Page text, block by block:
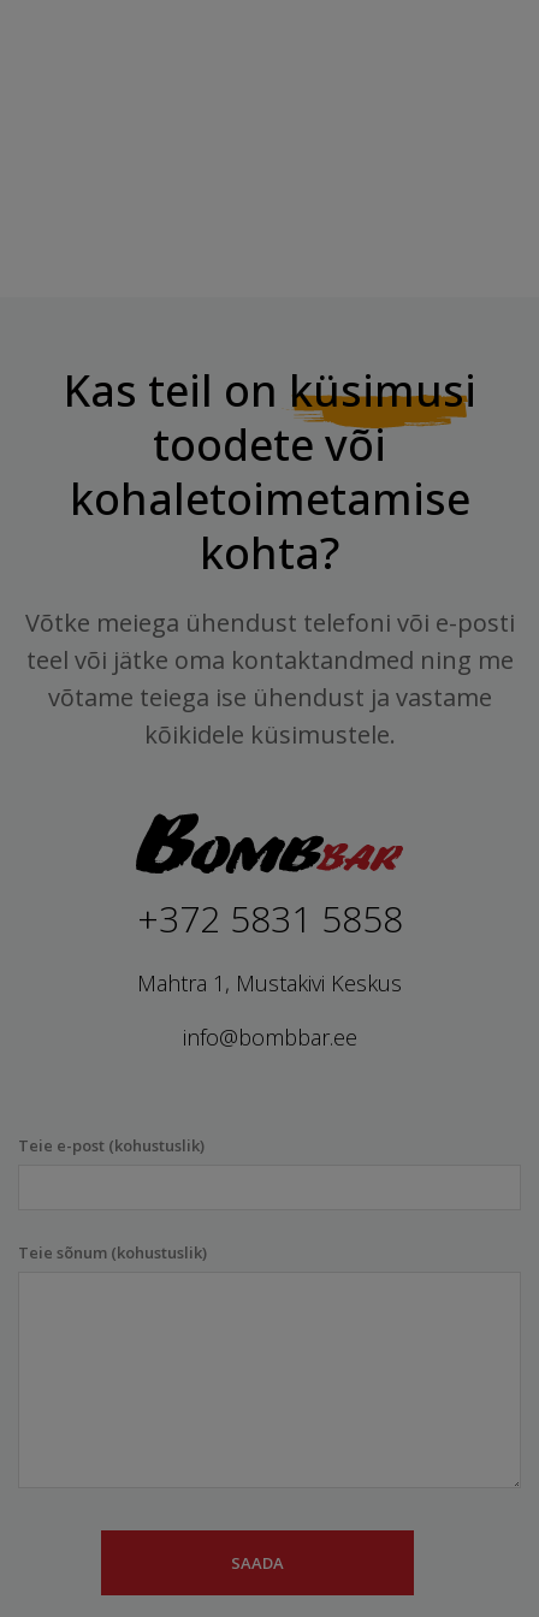
Kas teil on küsimusi
toodete või
kohaletoimetamise
kohta?
Võtke meiega ühendust telefoni või e-posti
teel või jätke oma kontaktandmed ning me
võtame teiega ise ühendust ja vastame
kõikidele küsimustele.
+372 5831 5858
Mahtra 1, Mustakivi Keskus
info@bombbar.ee
Teie e-post (kohustuslik)
Teie sõnum (kohustuslik)